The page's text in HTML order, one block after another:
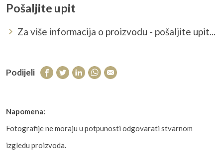
Pošaljite upit
Za više informacija o proizvodu - pošaljite upit...
Podijeli
Napomena:
Fotografije ne moraju u potpunosti odgovarati stvarnom
izgledu proizvoda.